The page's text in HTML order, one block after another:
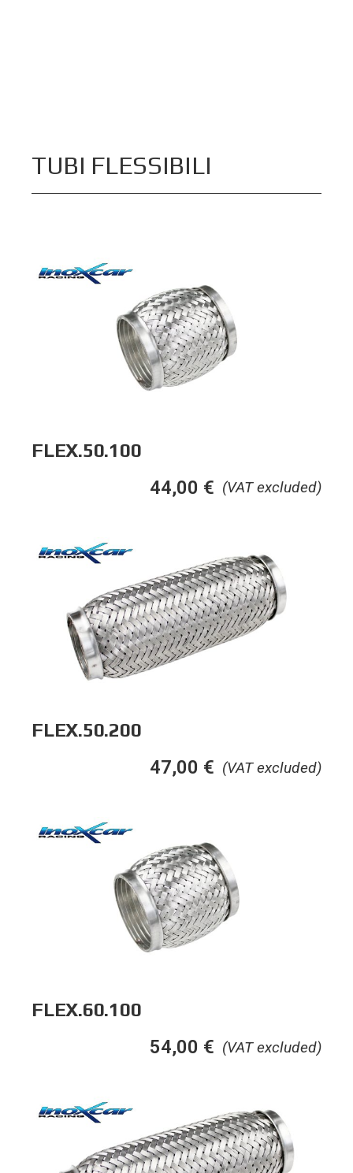
TUBI FLESSIBILI
FLEX.50.100
(VAT excluded)
44,00 €
FLEX.50.200
(VAT excluded)
47,00 €
FLEX.60.100
(VAT excluded)
54,00 €